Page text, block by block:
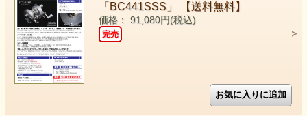
「BC441SSS」 【送料無料】
価格： 91,080円(税込)
完売